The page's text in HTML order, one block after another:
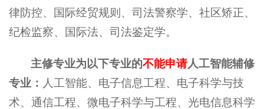
律防控、国际经贸规则、司法警察学、社区矫正、
纪检监察、国际法、司法鉴定学。
主修专业为以下专业的不能申请人工智能辅修
专业： 人工智能、电子信息工程、电子科学与技
术、通信工程、微电子科学与工程、光电信息科学